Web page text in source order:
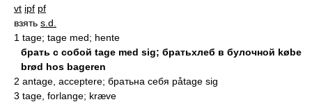
vt ipf pf
взять s.d.
1 tage; tage med; hente
брать с собой tage med sig; братьхлеб в булочной købe
brød hos bageren
2 antage, acceptere; братьна себя påtage sig
3 tage, forlange; kræve